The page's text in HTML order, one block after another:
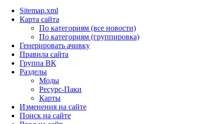
Sitemap.xml
Карта сайта
По категориям (все новости)
По категориям (группировка)
Генерировать ачивку
Правила сайта
Группа ВК
Разделы
Моды
Ресурс-Паки
Карты
Изменения на сайте
Поиск на сайте